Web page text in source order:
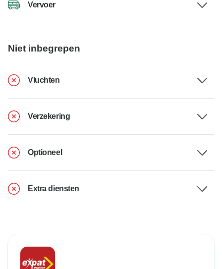
Vervoer
Niet inbegrepen
Vluchten
Verzekering
Optioneel
Extra diensten